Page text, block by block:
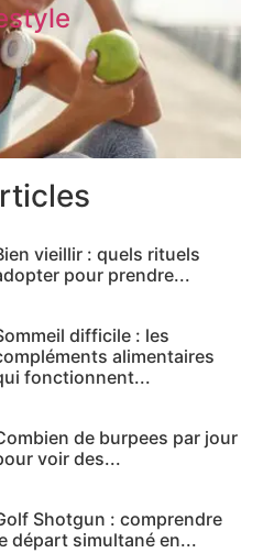
vieillir : quels rituels
pour prendre...
difficile : les
alimentaires
fonctionnent...
de burpees par jour
voir des...
Shotgun : comprendre
départ simultané en...